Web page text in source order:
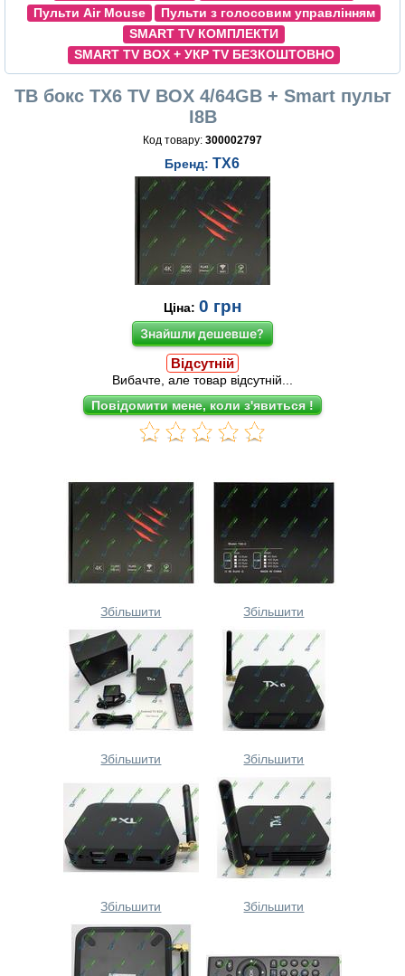
Пульти Air Mouse
Пульти з голосовим управлінням
SMART TV КОМПЛЕКТИ
SMART TV BOX + УКР TV БЕЗКОШТОВНО
ТВ бокс TX6 TV BOX 4/64GB + Smart пульт
I8B
Код товару: 300002797
Бренд:TX6
Ціна: 0 грн
Знайшли дешевше?
Відсутній
Вибачте, але товар відсутній...
Збільшити Збільшити
Збільшити Збільшити
Збільшити Збільшити